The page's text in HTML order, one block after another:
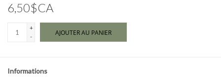
6,50$CA
+
-
AJOUTER AU PANIER
Informations